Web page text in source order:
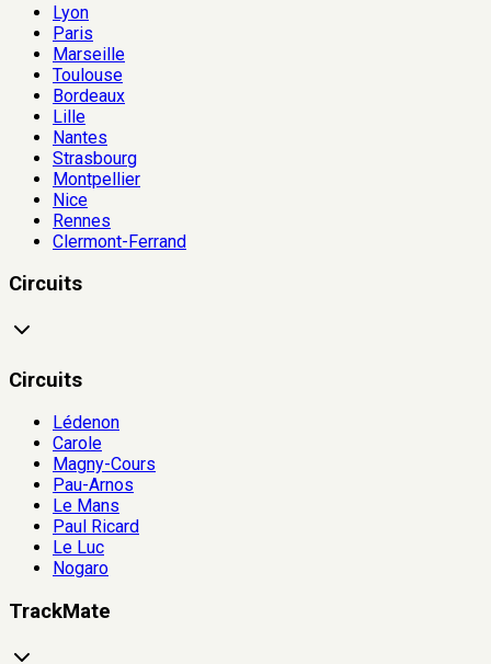
Lyon
Paris
Marseille
Toulouse
Bordeaux
Lille
Nantes
Strasbourg
Montpellier
Nice
Rennes
Clermont-Ferrand
Circuits
Circuits
Lédenon
Carole
Magny-Cours
Pau-Arnos
Le Mans
Paul Ricard
Le Luc
Nogaro
TrackMate